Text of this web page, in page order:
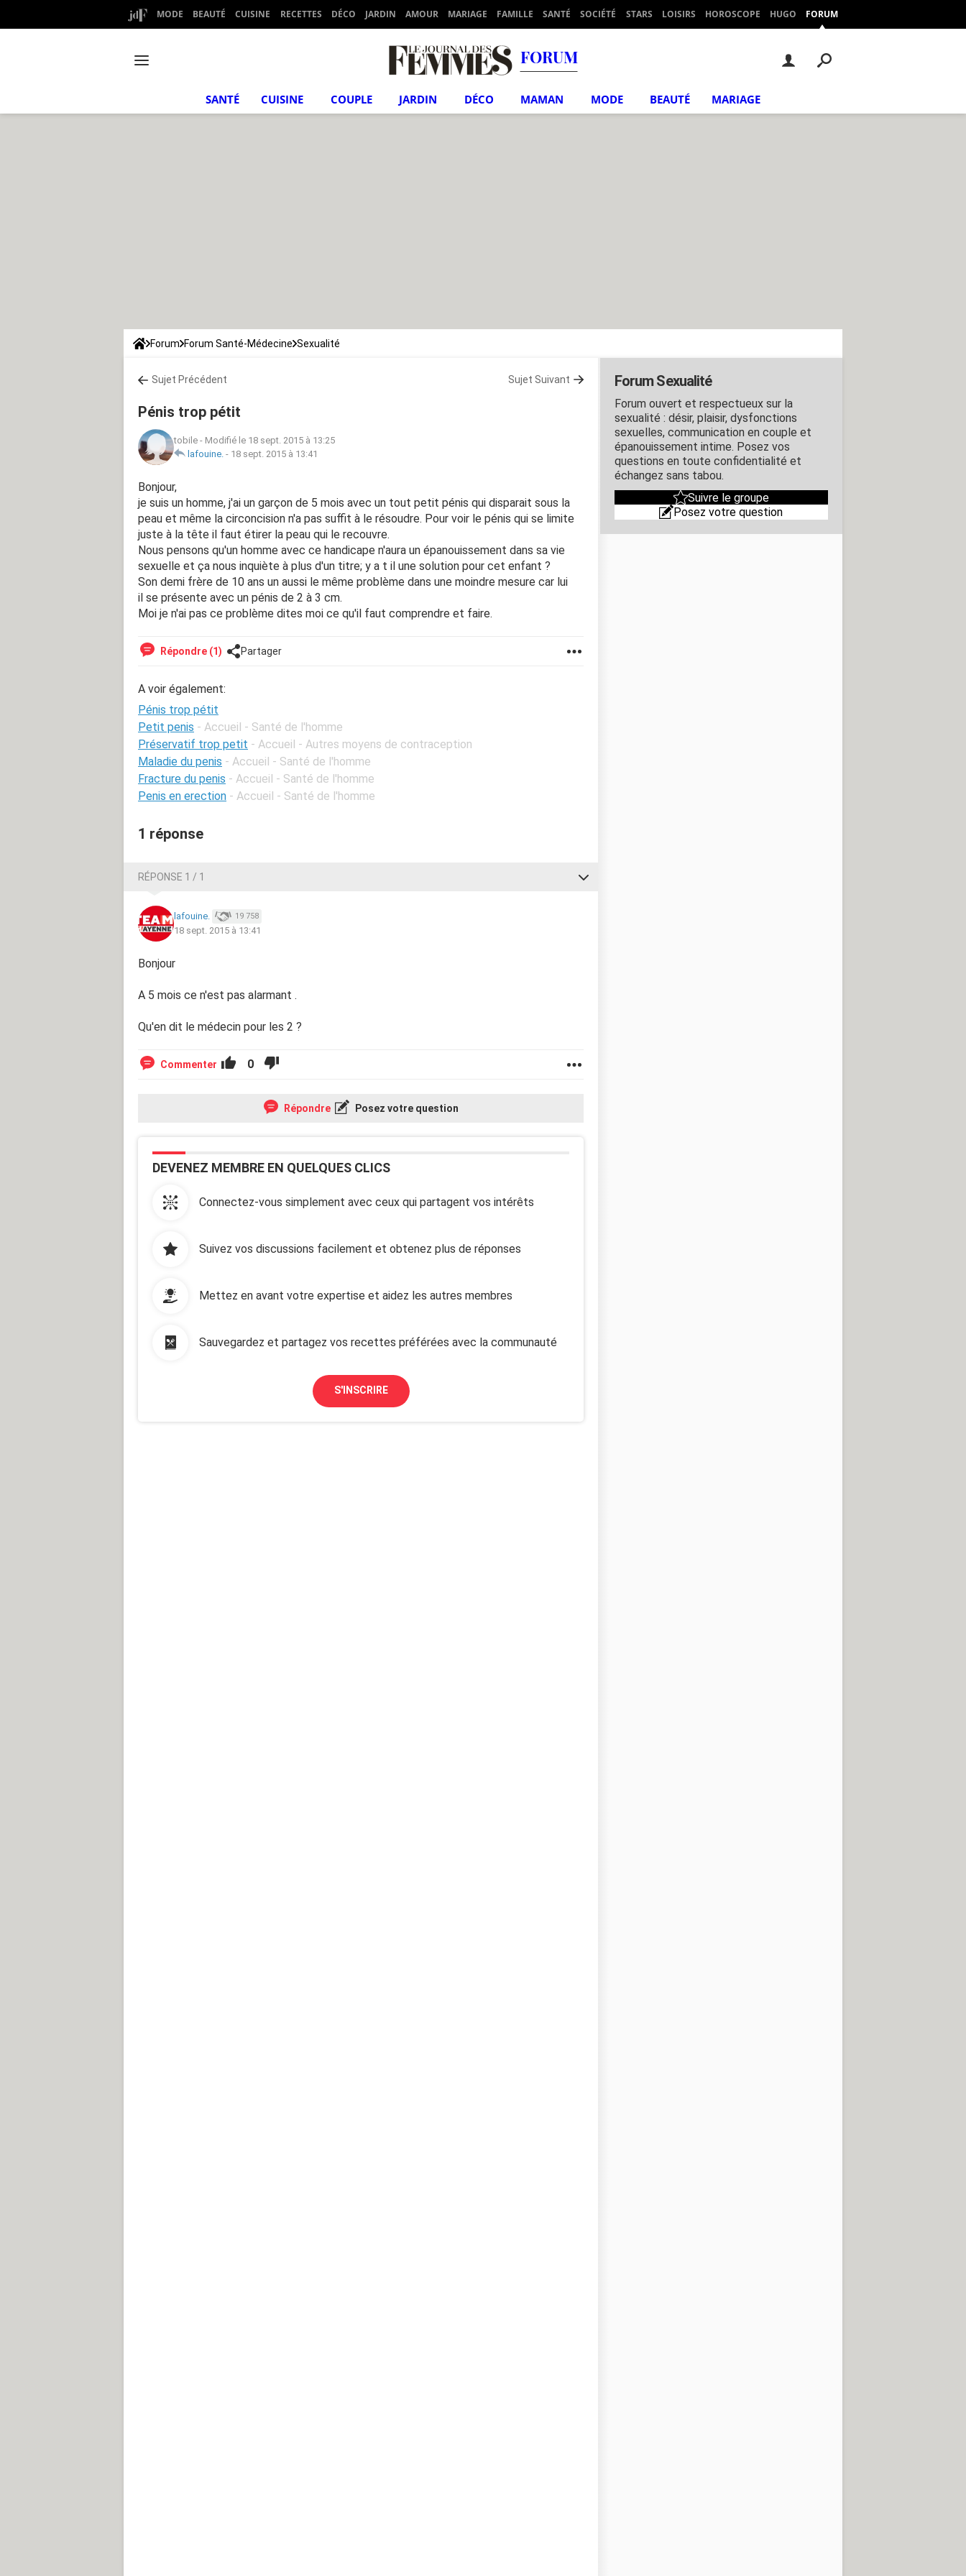
MODE BEAUTÉ CUISINE RECETTES DÉCO JARDIN AMOUR MARIAGE FAMILLE SANTÉ SOCIÉTÉ STARS LOISIRS HOROSCOPE HUGO FORUM
FORUM
SANTÉ CUISINE COUPLE JARDIN DÉCO MAMAN MODE BEAUTÉ MARIAGE
Forum Forum Santé-Médecine Sexualité
Sujet Précédent Sujet Suivant
Pénis trop pétit
tobile - Modifié le 18 sept. 2015 à 13:25
lafouine. - 18 sept. 2015 à 13:41
Bonjour,
je suis un homme, j'ai un garçon de 5 mois avec un tout petit pénis qui disparait sous la
peau et même la circoncision n'a pas suffit à le résoudre. Pour voir le pénis qui se limite
juste à la tête il faut étirer la peau qui le recouvre.
Nous pensons qu'un homme avec ce handicape n'aura un épanouissement dans sa vie
sexuelle et ça nous inquiète à plus d'un titre; y a t il une solution pour cet enfant ?
Son demi frère de 10 ans un aussi le même problème dans une moindre mesure car lui
il se présente avec un pénis de 2 à 3 cm.
Moi je n'ai pas ce problème dites moi ce qu'il faut comprendre et faire.
Répondre (1) Partager
A voir également:
Pénis trop pétit
Petit penis - Accueil - Santé de l'homme
Préservatif trop petit - Accueil - Autres moyens de contraception
Maladie du penis - Accueil - Santé de l'homme
Fracture du penis - Accueil - Santé de l'homme
Penis en erection - Accueil - Santé de l'homme
1 réponse
RÉPONSE 1 / 1
lafouine. 19 758
18 sept. 2015 à 13:41
Bonjour
A 5 mois ce n'est pas alarmant .
Qu'en dit le médecin pour les 2 ?
Commenter 0
Répondre Posez votre question
DEVENEZ MEMBRE EN QUELQUES CLICS
Connectez-vous simplement avec ceux qui partagent vos intérêts
Suivez vos discussions facilement et obtenez plus de réponses
Mettez en avant votre expertise et aidez les autres membres
Sauvegardez et partagez vos recettes préférées avec la communauté
S'INSCRIRE
Forum Sexualité
Forum ouvert et respectueux sur la
sexualité : désir, plaisir, dysfonctions
sexuelles, communication en couple et
épanouissement intime. Posez vos
questions en toute confidentialité et
échangez sans tabou.
Suivre le groupe
Posez votre question